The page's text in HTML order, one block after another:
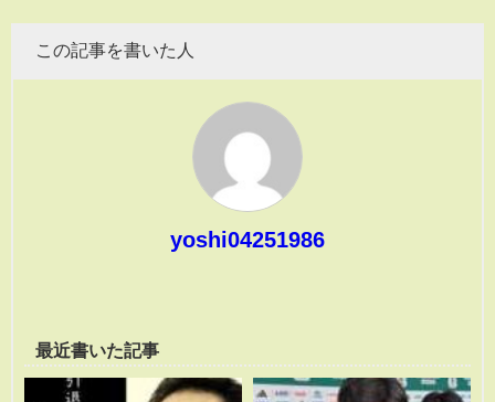
この記事を書いた人
yoshi04251986
最近書いた記事